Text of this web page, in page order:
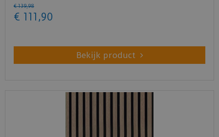
wandpanelen.
€ 139,98
€ 111 ,90
Bekijk product